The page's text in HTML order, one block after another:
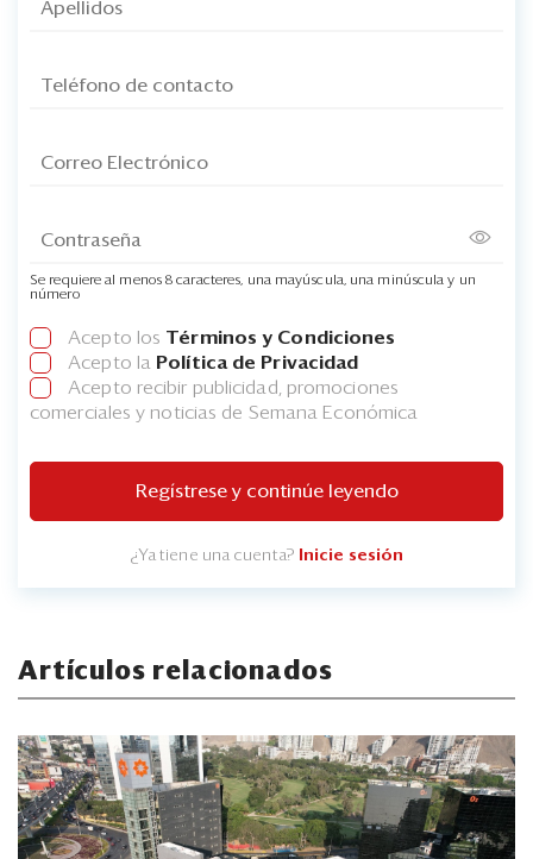
Se requiere al menos 8 caracteres, una mayúscula, una minúscula y un
número
Acepto los Términos y Condiciones
Acepto la Política de Privacidad
Acepto recibir publicidad, promociones
comerciales y noticias de Semana Económica
Regístrese y continúe leyendo
¿Ya tiene una cuenta? Inicie sesión
Artículos relacionados